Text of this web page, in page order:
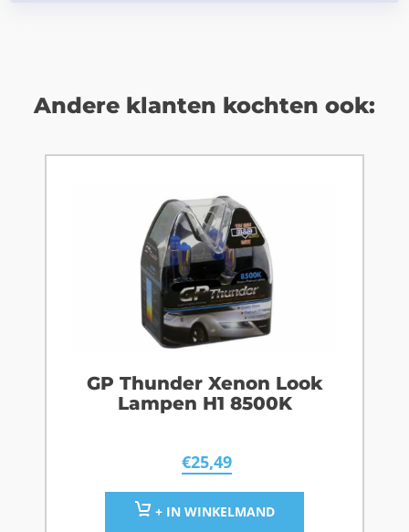
Andere klanten kochten ook:
GP Thunder Xenon Look
Lampen H1 8500K
€25,49
+ IN WINKELMAND